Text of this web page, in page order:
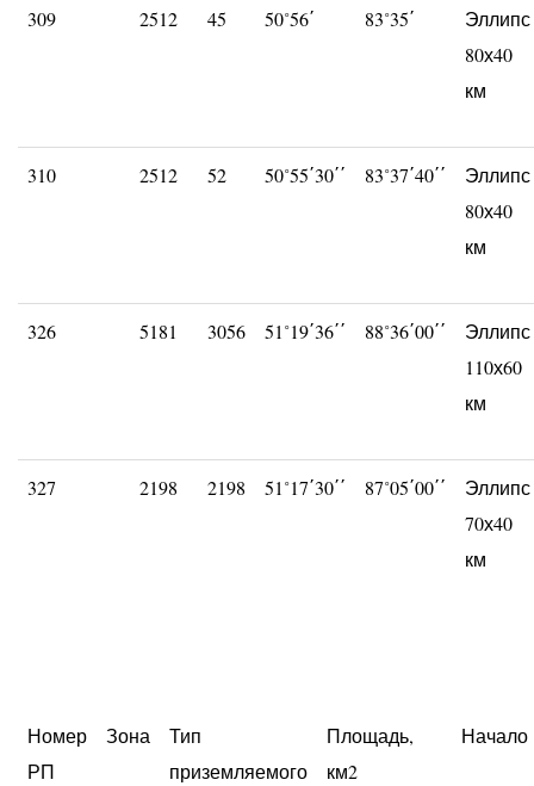
309 2512 45 50˚56΄ 83˚35΄
Эллипс
80х40
км
310 2512 52 50˚55΄30΄΄ 83˚37΄40΄΄
Эллипс
80х40
км
326 5181 3056 51˚19΄36΄΄ 88˚36΄00΄΄
Эллипс
110х60
км
327 2198 2198 51˚17΄30΄΄ 87˚05΄00΄΄
Эллипс
70х40
км
Номер
РП
Зона
Тип
приземляемого
Площадь,
км2
Начало